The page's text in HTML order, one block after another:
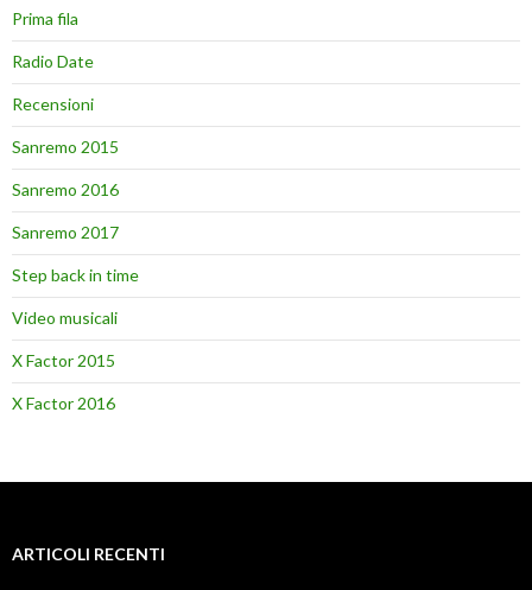
Prima fila
Radio Date
Recensioni
Sanremo 2015
Sanremo 2016
Sanremo 2017
Step back in time
Video musicali
X Factor 2015
X Factor 2016
ARTICOLI RECENTI